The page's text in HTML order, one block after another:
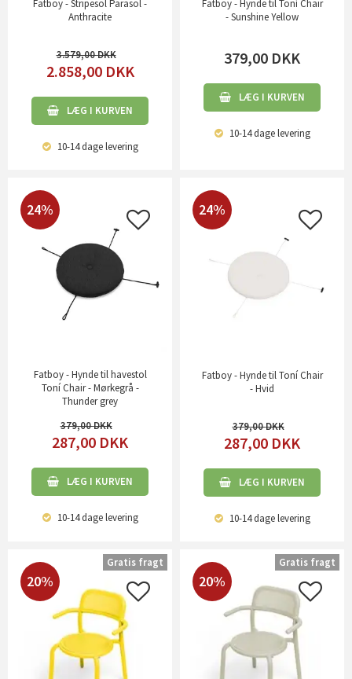
Fatboy - Stripesol Parasol -
Anthracite
3.579,00
2.858,00 DKK
LÆG I KURVEN
10-14 dagelevering
Fatboy - Hynde til Toní Chair
- Sunshine Yellow
379,00 DKK
LÆG I KURVEN
10-14 dagelevering
24%
Fatboy - Hynde til havestol
Toní Chair - Mørkegrå -
Thunder grey
379,00
287,00 DKK
LÆG I KURVEN
10-14 dagelevering
24%
Fatboy - Hynde til Toní Chair
- Hvid
379,00
287,00 DKK
LÆG I KURVEN
10-14 dagelevering
20%
Gratis fragt
20%
Gratis fragt